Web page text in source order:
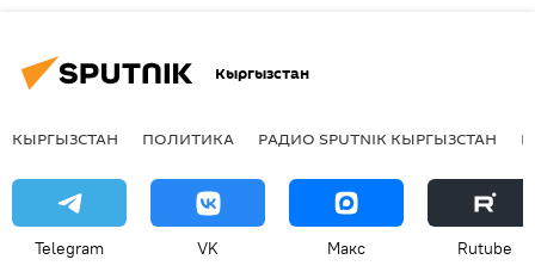
Кыргызстан
КЫРГЫЗСТАН ПОЛИТИКА РАДИО SPUTNIK КЫРГЫЗСТАН
Telegram VK Макс Rutube